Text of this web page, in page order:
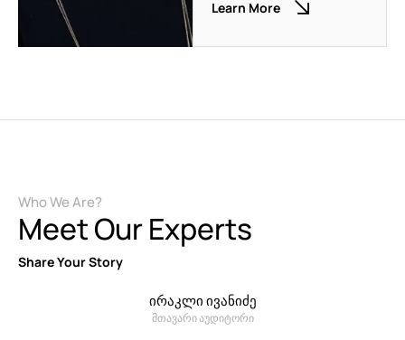
Learn More
Who We Are?
Meet Our Experts
Share Your Story
ირაკლი ივანიძე
მთავარი აუდიტორი